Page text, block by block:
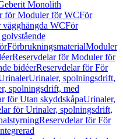
Monolith
för Moduler för WCFör
WCFör
FörbrukningsmaterialModuler
Reservdelar för Moduler för
bidéerReservdelar för För
Urinaler, spolningsdrift,
spolningsdrift, med
för Utan skyddskåpaUrinaler,
för Urinaler, spolningsdrift,
Reservdelar för För